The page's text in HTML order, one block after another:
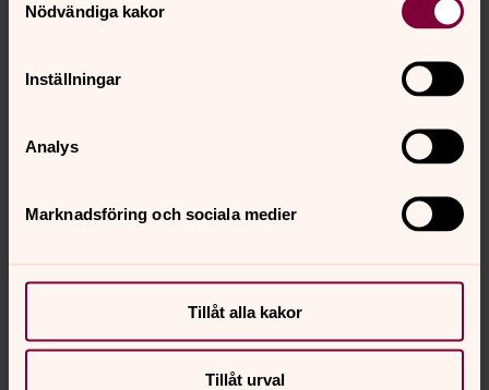
Nödvändiga kakor
Inställningar
Analys
Marknadsföring och sociala medier
Tillåt alla kakor
Tillåt urval